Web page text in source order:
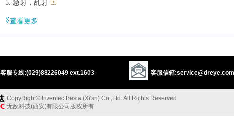
急射，乱射
厉声责骂[（+at）]
n.
猛咬；猛扑；攫夺[C]
查看更多
客服专线:(029)88226049 ext.1603 客服信箱:service@dreye.com
CopyRight© Inventec Besta (Xi'an) Co.,Ltd. All Rights Reserved
无敌科技(西安)有限公司版权所有